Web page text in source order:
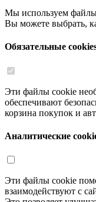
Мы используем файлы
Вы можете выбрать,
Обязательные
Эти файлы cookie
обеспечивают
корзина покупок и
Аналитические
Эти файлы cookie
взаимодействуют с